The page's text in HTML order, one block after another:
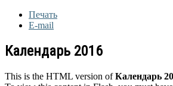
Печать
E-mail
Календарь 2016
This is the HTML version ofКалендарь